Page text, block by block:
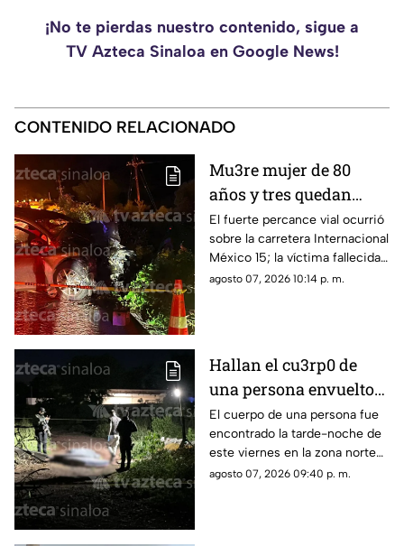
¡No te pierdas nuestro contenido, sigue a
TV Azteca Sinaloa en Google News!
CONTENIDO RELACIONADO
Mu3re mujer de 80
años y tres quedan
h3ridos tras aparatoso
choque en Limón de los
Ramos, Culiacán
El fuerte percance vial ocurrió
sobre la carretera Internacional
México 15; la víctima fallecida
ya fue identificada en el sitio
agosto 07, 2026 10:14 p. m.
Hallan el cu3rp0 de
una persona envuelto
en colchonetas, en Los
Cerritos, Culiacán
El cuerpo de una persona fue
encontrado la tarde-noche de
este viernes en la zona norte
de Culiacán
agosto 07, 2026 09:40 p. m.